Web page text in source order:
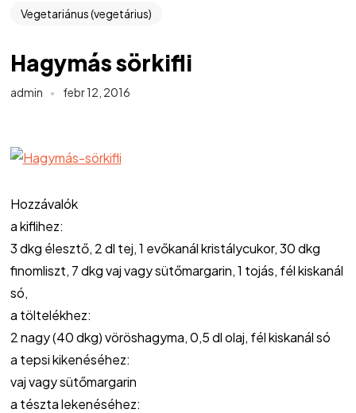
Vegetariánus (vegetárius)
Hagymás sörkifli
admin febr 12, 2016
Hozzávalók
a kiflihez:
3 dkg élesztő, 2 dl tej, 1 evőkanál kristálycukor, 30 dkg
finomliszt, 7 dkg vaj vagy sütőmargarin, 1 tojás, fél kiskanál
só,
a töltelékhez:
2 nagy (40 dkg) vöröshagyma, 0,5 dl olaj, fél kiskanál só
a tepsi kikenéséhez:
vaj vagy sütőmargarin
a tészta lekenéséhez: